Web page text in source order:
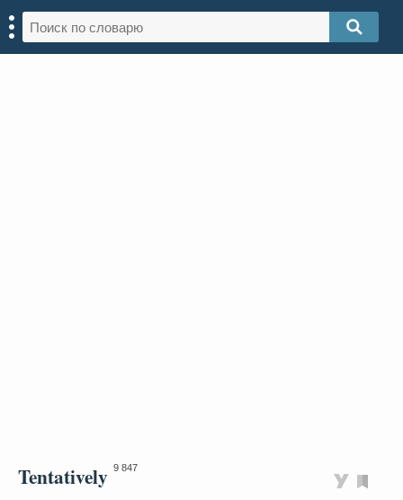
Tentatively 9 847